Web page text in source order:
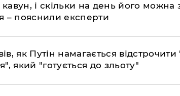
і скільки на день його можна
– пояснили експерти
як Путін намагається відстрочити
який "готується до зльоту"